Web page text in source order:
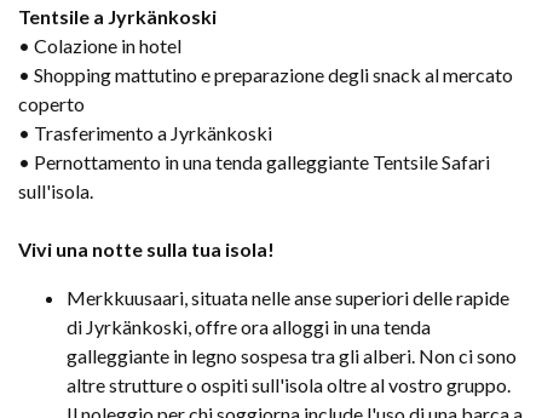
Tentsile a Jyrkänkoski
• Colazione in hotel
• Shopping mattutino e preparazione degli snack al mercato
coperto
• Trasferimento a Jyrkänkoski
• Pernottamento in una tenda galleggiante Tentsile Safari
sull'isola.
Vivi una notte sulla tua isola!
Merkkuusaari, situata nelle anse superiori delle rapide
di Jyrkänkoski, offre ora alloggi in una tenda
galleggiante in legno sospesa tra gli alberi. Non ci sono
altre strutture o ospiti sull'isola oltre al vostro gruppo.
Il noleggio per chi soggiorna include l'uso di una barca a